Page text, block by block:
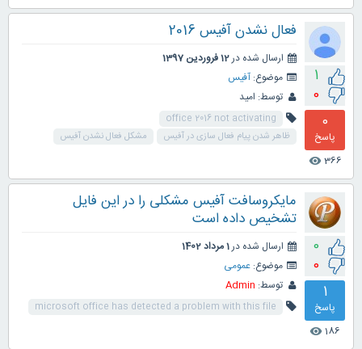
1
0
0
پاسخ
366
visibility
فعال نشدن آفیس 2016
ارسال شده در12 فروردین 1397
موضوع: آفیس
توسط: امید
office 2016 not activating
ظاهر شدن پیام فعال سازی در آفیس
مشکل فعال نشدن آفیس
0
0
1
پاسخ
186
visibility
مایکروسافت آفیس مشکلی را در این فایل
تشخیص داده است
ارسال شده در1 مرداد 1402
موضوع: عمومی
توسط: Admin
microsoft office has detected a problem with this file